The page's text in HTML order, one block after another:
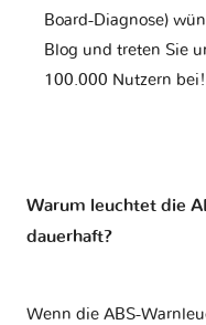
Board-Diagnose)
Blog und treten Sie
100.000 Nutzern bei!
Warum leuchtet die
dauerhaft?
Wenn die ABS-